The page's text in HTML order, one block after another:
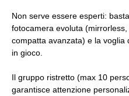
Non serve essere esperti:
fotocamera evoluta
compatta avanzata) e la voglia
in gioco.
Il gruppo ristretto (max 10
garantisce attenzione